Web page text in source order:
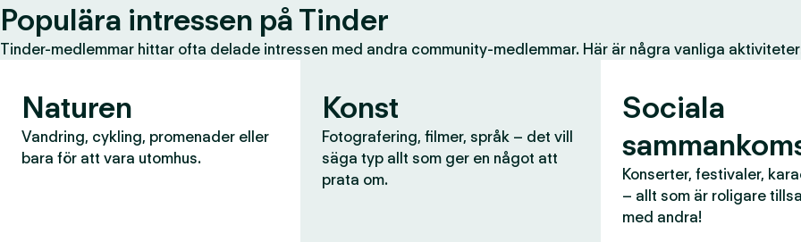
Populära intressen på Tinder
Tinder-medlemmar hittar ofta delade intressen med andra community-medlemmar. Här är några vanliga
Naturen
Vandring, cykling, promenader eller
bara för att vara utomhus.
Konst
Fotografering, filmer, språk – det vill
säga typ allt som ger en något att
prata om.
Sociala
Konserter, festivaler,
– allt som är roligare
med andra!